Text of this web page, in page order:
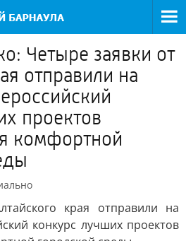
Четыре заявки от
отправили на
проектов
комфортной
края отправили на
конкурс лучших проектов